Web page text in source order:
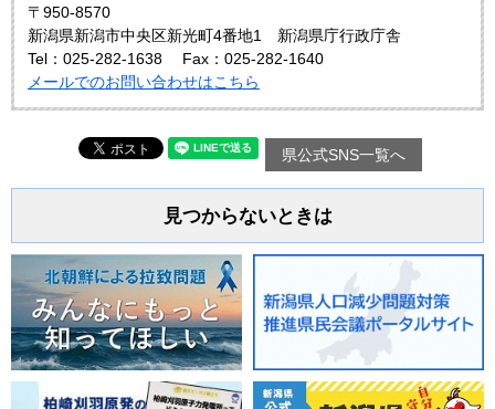
〒950-8570
新潟県新潟市中央区新光町4番地1 新潟県庁行政庁舎
Tel：025-282-1638
Fax：025-282-1640
メールでのお問い合わせはこちら
県公式SNS一覧へ
見つからないときは